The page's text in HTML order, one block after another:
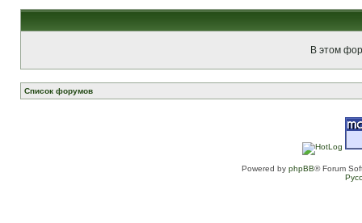
В этом
Список форумов
Powered by phpBB® Forum